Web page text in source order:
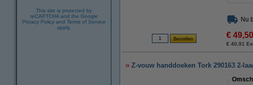
This site is protected by
reCAPTCHA and the Google
Privacy Policy and Terms of Service
apply.
Nu
€ 49,50
€ 40,91
Z-vouw handdoeken Tork 290163 2-